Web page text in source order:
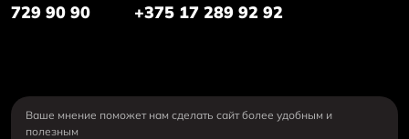
729 90 90 +375 17 289 92 92
Ваше мнение поможет нам сделать сайт более удобным и
полезным